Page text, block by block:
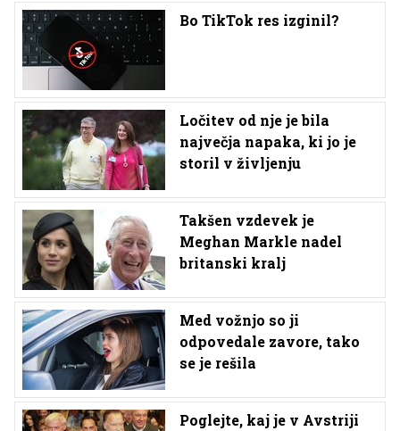
Bo TikTok res izginil?
Ločitev od nje je bila
največja napaka, ki jo je
storil v življenju
Takšen vzdevek je
Meghan Markle nadel
britanski kralj
Med vožnjo so ji
odpovedale zavore, tako
se je rešila
Poglejte, kaj je v Avstriji